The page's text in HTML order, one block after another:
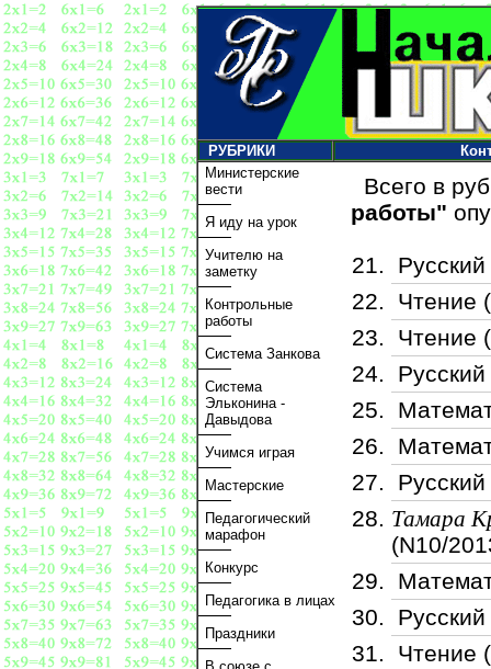
РУБРИКИ
Министерские
вести
Я иду на урок
Учителю на
заметку
Контрольные
работы
Система Занкова
Система
Эльконина -
Давыдова
Учимся играя
Мастерские
Педагогический
марафон
Конкурс
Педагогика в лицах
Праздники
Всего в
работы"
Чтение
Чтение
Тамара
(N10/
Чтение